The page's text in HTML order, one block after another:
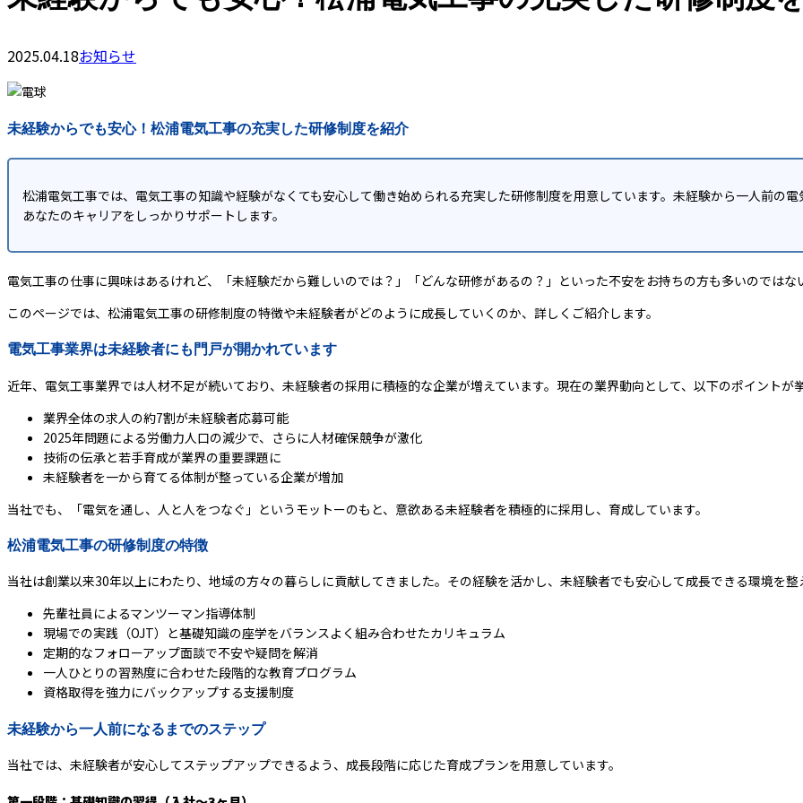
2025.04.18お知らせ
未経験からでも安心！松浦電気工事の充実した研修制度を紹介
松浦電気工事では、電気工事の知識や経験がなくても安心して働き始められる充実した研修制度を用意しています。未経験から一人前の
あなたのキャリアをしっかりサポートします。
電気工事の仕事に興味はあるけれど、「未経験だから難しいのでは？」「どんな研修があるの？」といった不安をお持ちの方も多いのではな
このページでは、松浦電気工事の研修制度の特徴や未経験者がどのように成長していくのか、詳しくご紹介します。
電気工事業界は未経験者にも門戸が開かれています
近年、電気工事業界では人材不足が続いており、未経験者の採用に積極的な企業が増えています。現在の業界動向として、以下のポイントが
業界全体の求人の約7割が未経験者応募可能
2025年問題による労働力人口の減少で、さらに人材確保競争が激化
技術の伝承と若手育成が業界の重要課題に
未経験者を一から育てる体制が整っている企業が増加
当社でも、「電気を通し、人と人をつなぐ」というモットーのもと、意欲ある未経験者を積極的に採用し、育成しています。
松浦電気工事の研修制度の特徴
当社は創業以来30年以上にわたり、地域の方々の暮らしに貢献してきました。その経験を活かし、未経験者でも安心して成長できる環境を整
先輩社員によるマンツーマン指導体制
現場での実践（OJT）と基礎知識の座学をバランスよく組み合わせたカリキュラム
定期的なフォローアップ面談で不安や疑問を解消
一人ひとりの習熟度に合わせた段階的な教育プログラム
資格取得を強力にバックアップする支援制度
未経験から一人前になるまでのステップ
当社では、未経験者が安心してステップアップできるよう、成長段階に応じた育成プランを用意しています。